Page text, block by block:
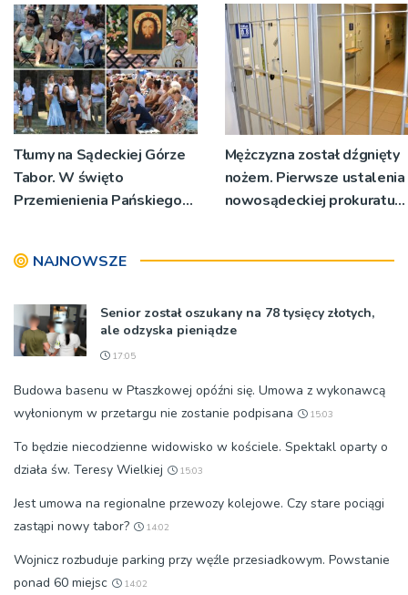
miejsc
Tłumy na Sądeckiej Górze
Tabor. W święto
Przemienienia Pańskiego
[ZDJĘCIA]
Mężczyzna został dźgnięty
nożem. Pierwsze ustalenia
nowosądeckiej prokuratury
NAJNOWSZE
Senior został oszukany na 78 tysięcy złotych,
ale odzyska pieniądze
17:05
Budowa basenu w Ptaszkowej opóźni się. Umowa z wykonawcą
wyłonionym w przetargu nie zostanie podpisana
15:03
To będzie niecodzienne widowisko w kościele. Spektakl oparty o
działa św. Teresy Wielkiej
15:03
Jest umowa na regionalne przewozy kolejowe. Czy stare pociągi
zastąpi nowy tabor?
14:02
Wojnicz rozbuduje parking przy węźle przesiadkowym. Powstanie
ponad 60 miejsc
14:02